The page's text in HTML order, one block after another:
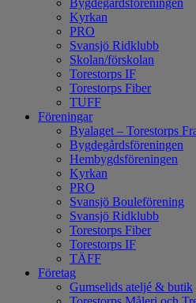
Bygdegårdsföreningen
Kyrkan
PRO
Svansjö Ridklubb
Skolan/förskolan
Torestorps IF
Torestorps Fiber
TUFF
Föreningar
Byalaget – Torestorps
Bygdegårdsföreningen
Hembygdsföreningen
Kyrkan
PRO
Svansjö Bouleförening
Svansjö Ridklubb
Torestorps Fiber
Torestorps IF
TÄFF
Företag
Gumselids ateljé & butik